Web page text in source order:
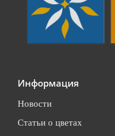
Информация
Новости
Статьи о цветах